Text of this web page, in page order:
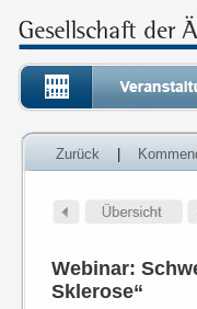
Zurück
Webinar:
Sklerose“